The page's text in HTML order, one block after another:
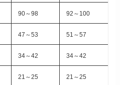
90～98 92～100
47～53 51～57
34～42 34～42
21～25 21～25